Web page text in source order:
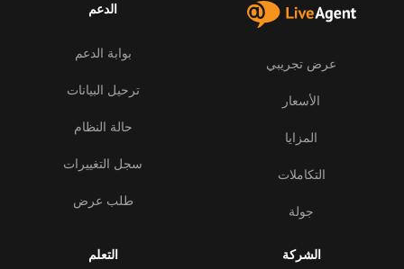
عرض تجريبي
الأسعار
المزايا
التكاملات
جولة
الدعم
بوابة الدعم
ترحيل البيانات
حالة النظام
سجل التغييرات
طلب عرض
الشركة التعلم